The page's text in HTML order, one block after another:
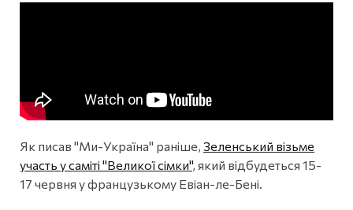
Як писав "Ми-Україна" раніше, Зеленський візьме
участь у саміті "Великої сімки", який відбудеться 15-
17 червня у французькому Евіан-ле-Бені.